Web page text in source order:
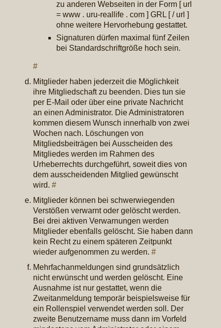
zu anderen Webseiten in der Form [ url
= www . uru-reallife . com ] GRL [ / url ]
ohne weitere Hervorhebung gestattet.
Signaturen dürfen maximal fünf Zeilen
bei Standardschriftgröße hoch sein.
#
Mitglieder haben jederzeit die Möglichkeit
ihre Mitgliedschaft zu beenden. Dies tun sie
per E-Mail oder über eine private Nachricht
an einen Administrator. Die Administratoren
kommen diesem Wunsch innerhalb von zwei
Wochen nach. Löschungen von
Mitgliedsbeiträgen bei Ausscheiden des
Mitgliedes werden im Rahmen des
Urheberrechts durchgeführt, soweit dies von
dem ausscheidenden Mitglied gewünscht
wird.#
Mitglieder können bei schwerwiegenden
Verstößen verwarnt oder gelöscht werden.
Bei drei aktiven Verwarnungen werden
Mitglieder ebenfalls gelöscht. Sie haben dann
kein Recht zu einem späteren Zeitpunkt
wieder aufgenommen zu werden.#
Mehrfachanmeldungen sind grundsätzlich
nicht erwünscht und werden gelöscht. Eine
Ausnahme ist nur gestattet, wenn die
Zweitanmeldung temporär beispielsweise für
ein Rollenspiel verwendet werden soll. Der
zweite Benutzername muss dann im Vorfeld